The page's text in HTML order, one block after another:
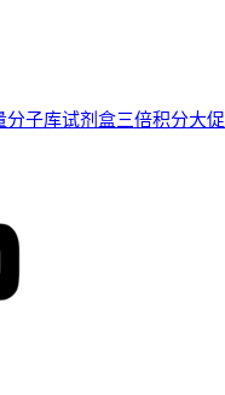
分子库试剂盒三倍积分大促